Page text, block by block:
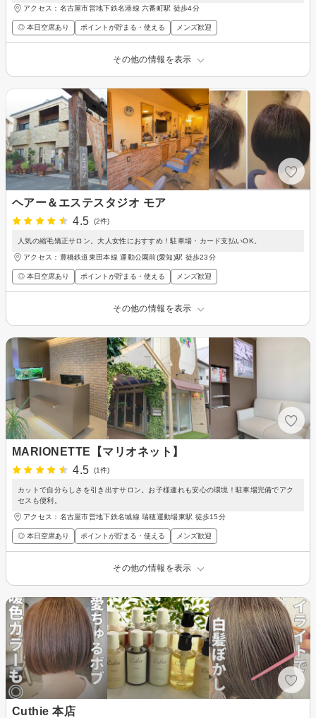
アクセス：名古屋市営地下鉄名港線 六番町駅 徒歩4分
◎ 本日空席あり ポイントが貯まる・使える メンズ歓迎
その他の情報を表示
ヘアー＆エステスタジオ モア
4.5
(2件)
人気の縮毛矯正サロン。大人女性におすすめ！駐車場・カード支払いOK。
アクセス：豊橋鉄道東田本線 運動公園前(愛知)駅 徒歩23分
◎ 本日空席あり ポイントが貯まる・使える メンズ歓迎
その他の情報を表示
MARIONETTE【マリオネット】
4.5
(1件)
カットで自分らしさを引き出すサロン。お子様連れも安心の環境！駐車場完備でアク
セスも便利。
アクセス：名古屋市営地下鉄名城線 瑞穂運動場東駅 徒歩15分
◎ 本日空席あり ポイントが貯まる・使える メンズ歓迎
その他の情報を表示
Cuthie 本店